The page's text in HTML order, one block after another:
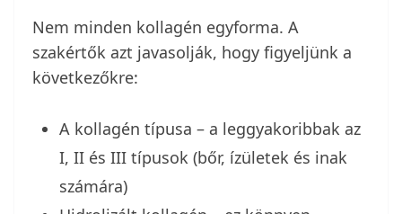
Nem minden kollagén egyforma. A
szakértők azt javasolják, hogy figyeljünk a
következőkre:
A kollagén típusa – a leggyakoribbak az
I, II és III típusok (bőr, ízületek és inak
számára)